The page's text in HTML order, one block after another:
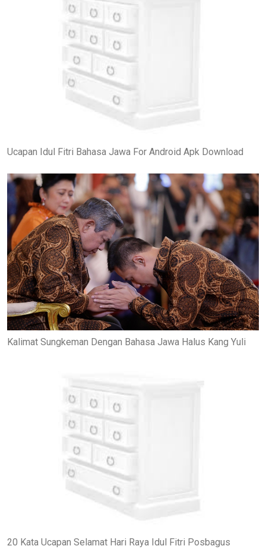
Ucapan Idul Fitri Bahasa Jawa For Android Apk Download
Kalimat Sungkeman Dengan Bahasa Jawa Halus Kang Yuli
20 Kata Ucapan Selamat Hari Raya Idul Fitri Posbagus